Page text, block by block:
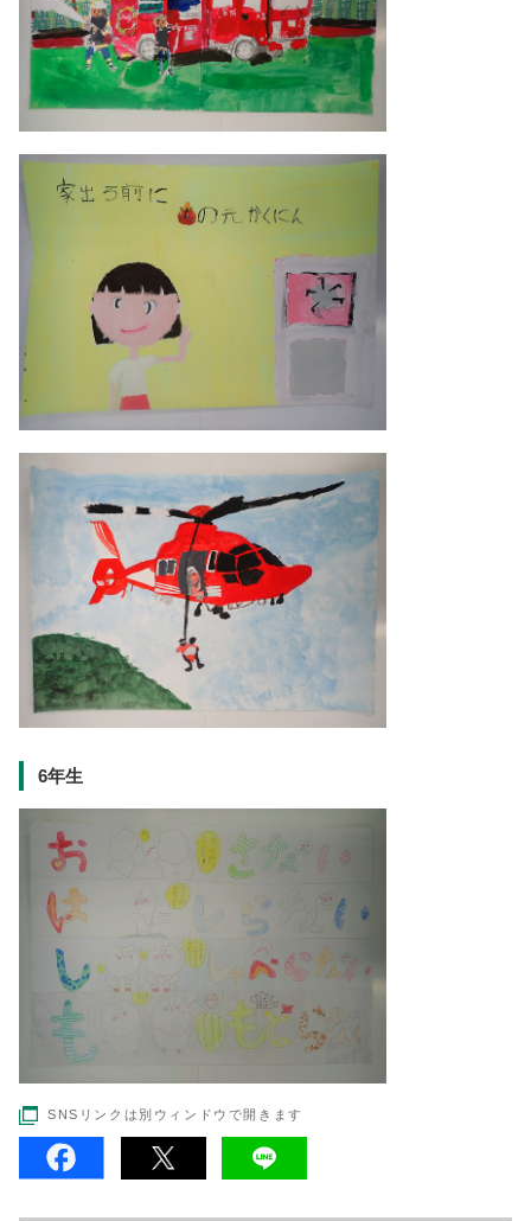
6年生
SNSリンクは別ウィンドウで開きます